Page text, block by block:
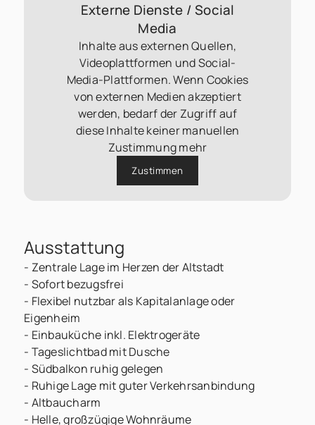
Externe Dienste / Social
Media
Inhalte aus externen Quellen,
Videoplattformen und Social-
Media-Plattformen. Wenn Cookies
von externen Medien akzeptiert
werden, bedarf der Zugriff auf
diese Inhalte keiner manuellen
Zustimmung mehr
Zustimmen
Ausstattung
- Zentrale Lage im Herzen der Altstadt
- Sofort bezugsfrei
- Flexibel nutzbar als Kapitalanlage oder
Eigenheim
- Einbauküche inkl. Elektrogeräte
- Tageslichtbad mit Dusche
- Südbalkon ruhig gelegen
- Ruhige Lage mit guter Verkehrsanbindung
- Altbaucharm
- Helle, großzügige Wohnräume